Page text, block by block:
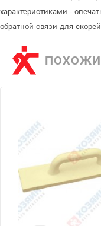
характеристиками -
обратной связи для